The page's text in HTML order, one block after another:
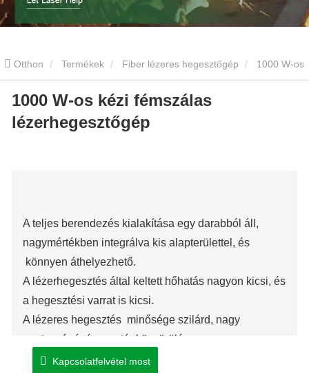
Otthon Termékek Fiber lézeres hegesztőgép
kézi fémszálas lézerhegesztőgép
1000 W-os kézi fémszálas
lézerhegesztőgép
A teljes berendezés kialakítása egy darabból áll,
nagymértékben integrálva kis alapterülettel, és
könnyen áthelyezhető.
A lézerhegesztés által keltett hőhatás nagyon kicsi, és
a hegesztési varrat is kicsi.
A lézeres hegesztés minősége szilárd, nagy
pontosságú, és az utánköszörülés vagy a
másodlagos folyamat általában kiküszöbölhető.
Kapcsolatfelvétel most